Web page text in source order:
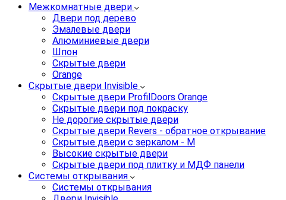
Межкомнатные двери
Двери под дерево
Эмалевые двери
Алюминиевые двери
Шпон
Скрытые двери
Orange
Скрытые двери Invisible
Скрытые двери ProfilDoors Orange
Скрытые двери под покраску
Не дорогие скрытые двери
Скрытые двери Revers - обратное открывание
Скрытые двери с зеркалом - M
Высокие скрытые двери
Скрытые двери под плитку и МДФ панели
Системы открывания
Системы открывания